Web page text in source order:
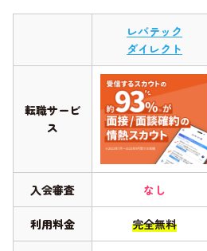
レバテック
ダイレクト
転職サービ
ス
入会審査 なし
利用料金 完全無料